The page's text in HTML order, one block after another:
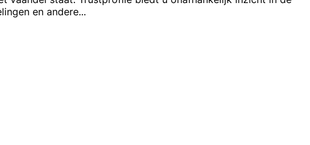
en andere...